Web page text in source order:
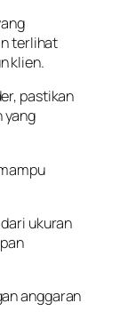
terlihat
klien.
pastikan
yang
ukuran
anggaran